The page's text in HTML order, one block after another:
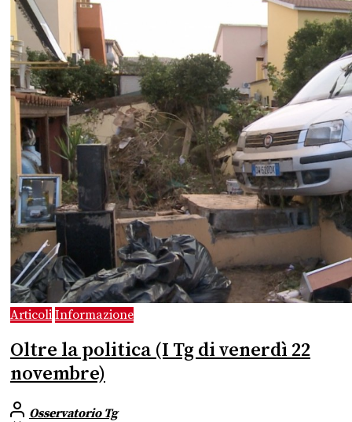
Articoli Informazione
Oltre la politica (I Tg di venerdì 22
novembre)
Osservatorio Tg